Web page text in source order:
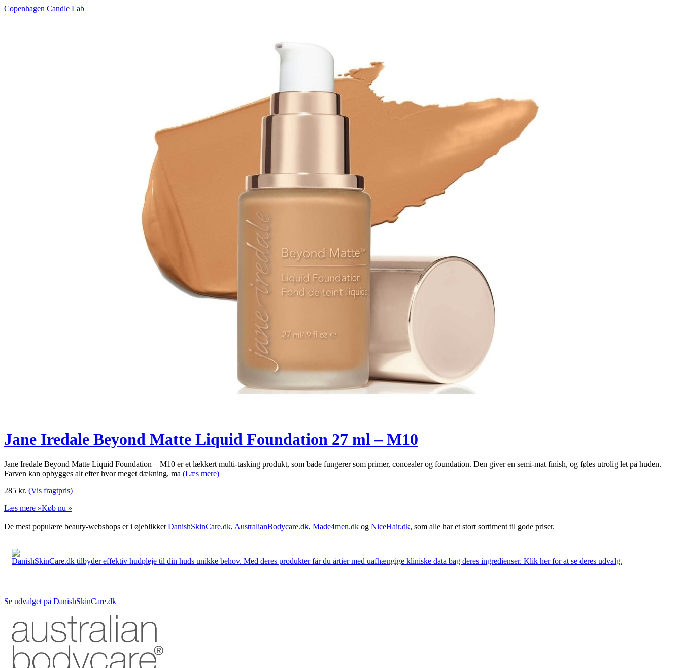
Copenhagen Candle Lab
Jane Iredale Beyond Matte Liquid Foundation 27 ml – M10
Jane Iredale Beyond Matte Liquid Foundation – M10 er et lækkert multi-tasking produkt, som både fungerer som primer, concealer og foundation. Den giver en semi-mat finish, og føles utrolig let på huden.
Farven kan opbygges alt efter hvor meget dækning, ma (Læs mere)
285 kr. (Vis fragtpris)
Læs mere »Køb nu »
De mest populære beauty-webshops er i øjeblikket DanishSkinCare.dk, AustralianBodycare.dk, Made4men.dk og NiceHair.dk, som alle har et stort sortiment til gode priser.
DanishSkinCare.dk tilbyder effektiv hudpleje til din huds unikke behov. Med deres produkter får du årtier med uafhængige kliniske data bag deres ingredienser. Klik her for at se deres udvalg.
Se udvalget på DanishSkinCare.dk